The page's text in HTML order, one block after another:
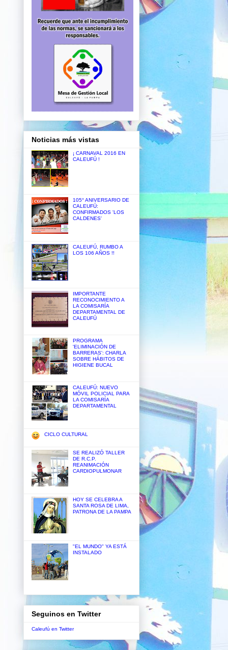
Noticias más vistas
¡ CARNAVAL 2016 EN
CALEUFÚ !
105° ANIVERSARIO DE
CALEUFÚ:
CONFIRMADOS 'LOS
CALDENES'
CALEUFÚ, RUMBO A
LOS 106 AÑOS !!
IMPORTANTE
RECONOCIMIENTO A
LA COMISARÍA
DEPARTAMENTAL DE
CALEUFÚ
PROGRAMA
'ELIMINACIÓN DE
BARRERAS': CHARLA
SOBRE HÁBITOS DE
HIGIENE BUCAL
CALEUFÚ: NUEVO
MÓVIL POLICIAL PARA
LA COMISARÍA
DEPARTAMENTAL
CICLO CULTURAL
SE REALIZÓ TALLER
DE R.C.P.
REANIMACIÓN
CARDIOPULMONAR
HOY SE CELEBRA A
SANTA ROSA DE LIMA,
PATRONA DE LA PAMPA
"EL MUNDO" YA ESTÁ
INSTALADO
Seguinos en Twitter
Caleufú en Twitter